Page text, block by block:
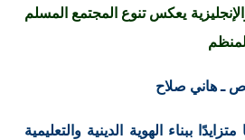
والإنجليزية يعكس تنوع المجتمع المسلم
ـ هاني صلاح
ببناء الهوية الدينية والتعليمية